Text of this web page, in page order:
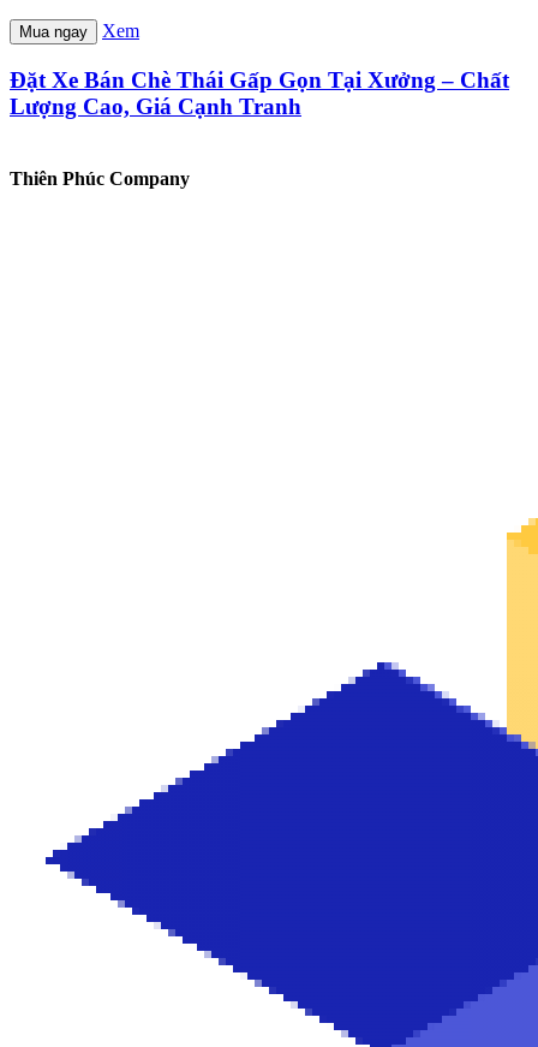
Mua ngay Xem
Đặt Xe Bán Chè Thái Gấp Gọn Tại Xưởng – Chất
Lượng Cao, Giá Cạnh Tranh
Thiên Phúc Company